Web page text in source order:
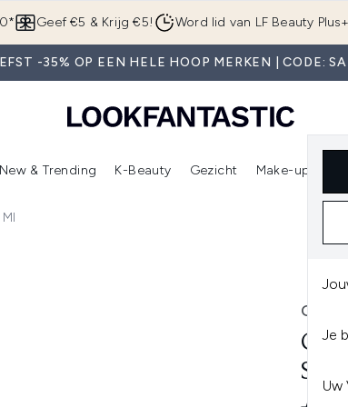
Overslaan naar de hoofdinhoud
Geef €5 & Krijg €5! Word lid van LF Beauty Plus+
-35% OP EEN HELE HOOP MERKEN | CODE:
Je
Uw
Enter submenu (Merken) Enter submenu (Beauty Box)
New & Trending
Enter submenu (New & Trending)
K-Beauty
Enter submenu (K-Beauty)
Gezicht Make-up